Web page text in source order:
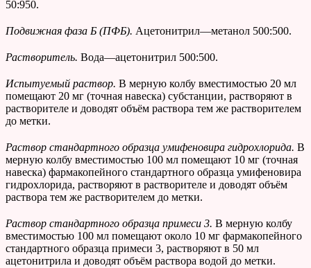
50:950.
Подвижная фаза Б (ПФБ). Ацетонитрил—метанол 500:500.
Растворитель. Вода—ацетонитрил 500:500.
Испытуемый раствор. В мерную колбу вместимостью 20 мл
помещают 20 мг (точная навеска) субстанции, растворяют в
растворителе и доводят объём раствора тем же растворителем
до метки.
Раствор стандартного образца умифеновира гидрохлорида. В
мерную колбу вместимостью 100 мл помещают 10 мг (точная
навеска) фармакопейного стандартного образца умифеновира
гидрохлорида, растворяют в растворителе и доводят объём
раствора тем же растворителем до метки.
Раствор стандартного образца примеси 3. В мерную колбу
вместимостью 100 мл помещают около 10 мг фармакопейного
стандартного образца примеси 3, растворяют в 50 мл
ацетонитрила и доводят объём раствора водой до метки.